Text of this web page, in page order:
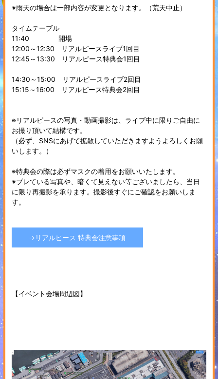
※雨天の場合は一部内容が変更となります。（荒天中止）
タイムテーブル
11:40 開場
12:00～12:30 リアルピースライブ1回目
12:45～13:30 リアルピース特典会1回目
14:30～15:00 リアルピースライブ2回目
15:15～16:00 リアルピース特典会2回目
※リアルピースの写真・動画撮影は、ライブ中に限りご自由に
お撮り頂いて結構です。
（必ず、SNSにあげて拡散していただきますようよろしくお願
いします。）
※特典会の際は必ずマスクの着用をお願いいたします。
※ブレている写真や、暗くて見えない等ございましたら、当日
に限り再撮影を承ります。撮影後すぐにご確認をお願いしま
す。
→リアルピース 特典会注意事項
【イベント会場周辺図】